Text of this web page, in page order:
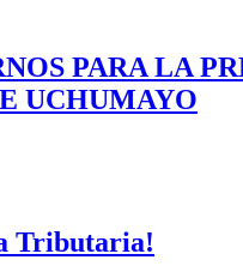
PARA LA
UCHUMAYO
Tributaria!